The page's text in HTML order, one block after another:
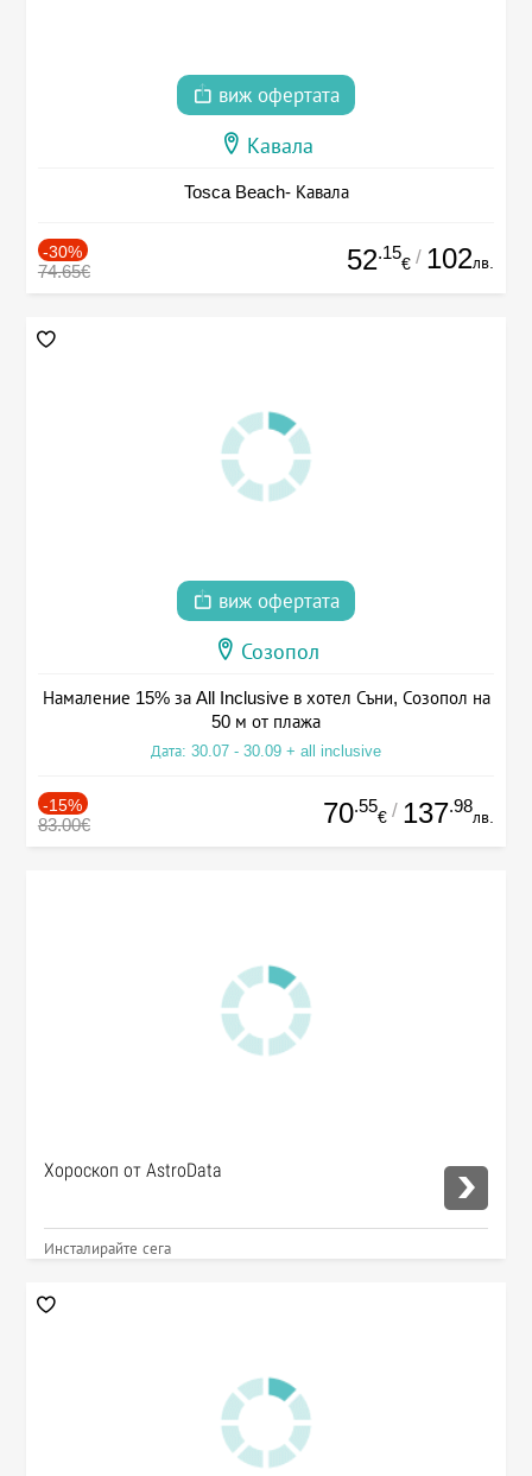
виж офертата
Кавала
Tosca Beach- Кавала
-30%
74.65€ 52.15
€ / 102лв.
виж офертата
Созопол
Намаление 15% за All Inclusive в хотел Съни, Созопол на
50 м от плажа
Дата: 30.07 - 30.09 + all inclusive
-15%
83.00€ 70.55
€ / 137.98
лв.
Хороскоп от AstroData
Инсталирайте сега